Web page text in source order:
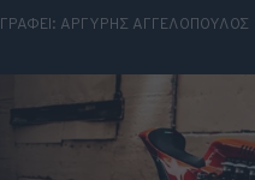
ΓΡΑΦΕΙ: ΑΡΓΥΡΗΣ ΑΓΓΕΛΟΠΟΥΛΟΣ